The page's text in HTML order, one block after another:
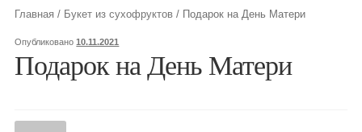
Букет для мужчины
Букет из фруктов и овощей
Главная / Букет из сухофруктов / Подарок на День Матери
Опубликовано10.11.2021
Подарок на День Матери